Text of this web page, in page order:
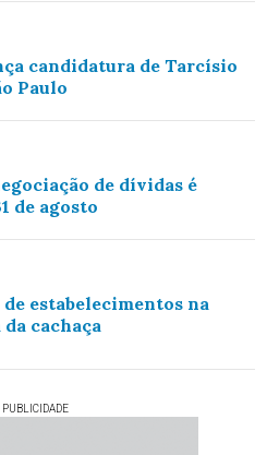
candidatura de Tarcísio
Paulo
de dívidas é
de agosto
estabelecimentos na
cachaça
PUBLICIDADE